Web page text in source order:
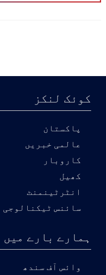
کوئک لنکز
پاکستان
عالمی خبریں
کاروبار
کھیل
انٹرٹینمنٹ
سائنس ٹیکنالوجی
ہمارے بارے میں
وائس آف سندھ